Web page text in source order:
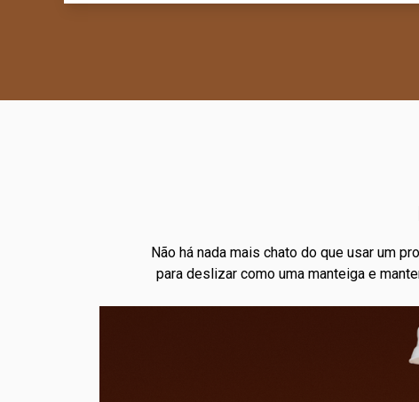
Não há nada mais chato do que usar um
para deslizar como uma manteiga e